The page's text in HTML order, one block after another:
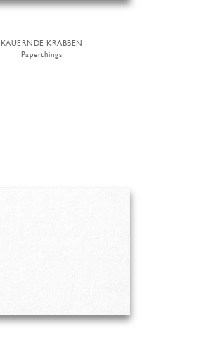
KAUERNDE KRABBEN
Paperthings